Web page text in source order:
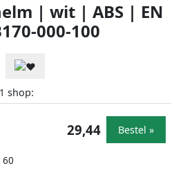
| wit | ABS | EN
000-100
1 shop:
60
29,44 Bestel »